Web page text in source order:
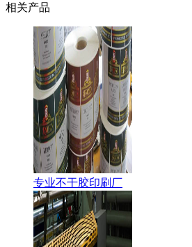
相关产品
专业不干胶印刷厂